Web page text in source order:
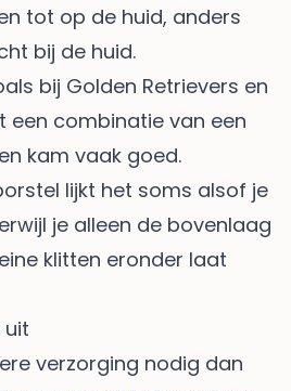
tot op de huid, anders
bij de huid.
bij Golden Retrievers en
een combinatie van een
kam vaak goed.
lijkt het soms alsof je
je alleen de bovenlaag
klitten eronder laat
uit
verzorging nodig dan